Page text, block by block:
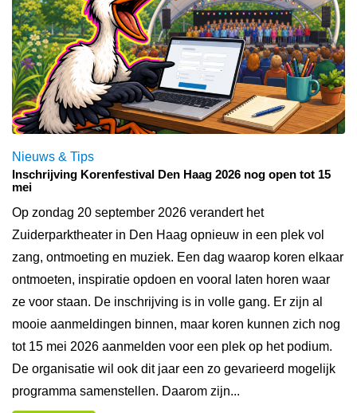
Nieuws & Tips
Inschrijving Korenfestival Den Haag 2026 nog open tot 15
mei
Op zondag 20 september 2026 verandert het
Zuiderparktheater in Den Haag opnieuw in een plek vol
zang, ontmoeting en muziek. Een dag waarop koren elkaar
ontmoeten, inspiratie opdoen en vooral laten horen waar
ze voor staan. De inschrijving is in volle gang. Er zijn al
mooie aanmeldingen binnen, maar koren kunnen zich nog
tot 15 mei 2026 aanmelden voor een plek op het podium.
De organisatie wil ook dit jaar een zo gevarieerd mogelijk
programma samenstellen. Daarom zijn...